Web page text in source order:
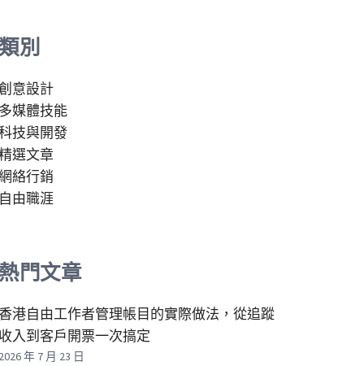
別
意設計
多媒體技能
技與開發
選文章
絡行銷
自由職涯
熱門文章
香港自由工作者管理帳目的實際做法，從追蹤
收入到客戶開票一次搞定
2026 年 7 月 23 日